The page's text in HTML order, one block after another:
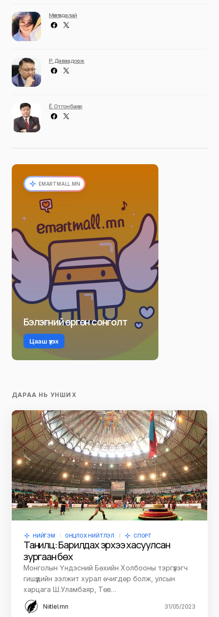
Мөнгөндалай
Р. Даваадорж
Ё. Отгонбаяр
EMARTMALL.MN
Бэлэгний өргөн сонголт
Цааш үзэх
ДАРАА НЬ УНШИХ
НИЙГЭМ ОНЦЛОХ НИЙТЛЭЛ СПОРТ
Танилц: Барилдах эрхээ хасуулсан
зургаан бөх
Монголын Үндэсний Бөхийн Холбооны тэргүүлэгч
гишүүдийн ээлжит хурал өчигдөр болж, улсын
харцага Ш.Уламбаяр, Төв…
Niitlel.mn 31/05/2023